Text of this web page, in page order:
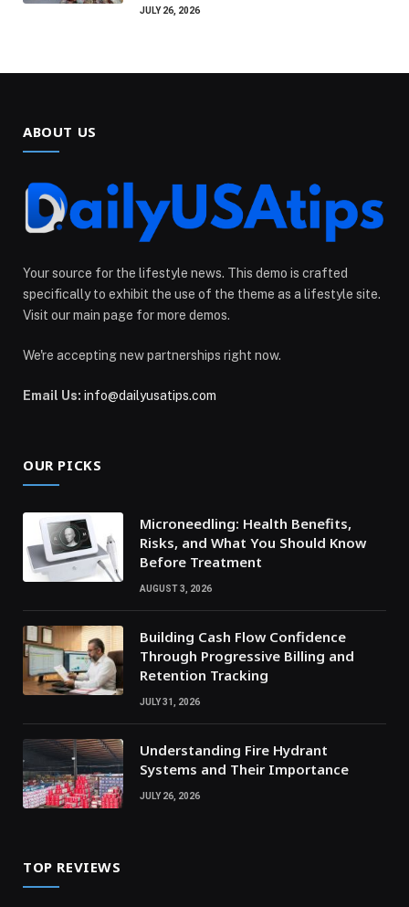
JULY 26, 2026
ABOUT US
Your source for the lifestyle news. This demo is crafted
specifically to exhibit the use of the theme as a lifestyle site.
Visit our main page for more demos.
We're accepting new partnerships right now.
Email Us: info@dailyusatips.com
OUR PICKS
Microneedling: Health Benefits,
Risks, and What You Should Know
Before Treatment
AUGUST 3, 2026
Building Cash Flow Confidence
Through Progressive Billing and
Retention Tracking
JULY 31, 2026
Understanding Fire Hydrant
Systems and Their Importance
JULY 26, 2026
TOP REVIEWS